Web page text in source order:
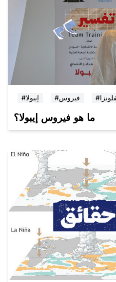
#إيبولا #فيروس
ما هو فيروس إيبولا؟